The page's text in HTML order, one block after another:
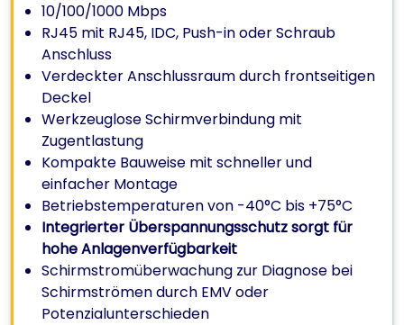
10/100/1000 Mbps
RJ45 mit RJ45, IDC, Push-in oder Schraub
Anschluss
Verdeckter Anschlussraum durch frontseitigen
Deckel
Werkzeuglose Schirmverbindung mit
Zugentlastung
Kompakte Bauweise mit schneller und
einfacher Montage
Betriebstemperaturen von -40°C bis +75°C
Integrierter Überspannungsschutz sorgt für
hohe Anlagenverfügbarkeit
Schirmstromüberwachung zur Diagnose bei
Schirmströmen durch EMV oder
Potenzialunterschieden